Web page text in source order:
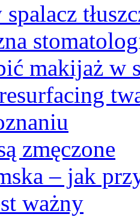
makijaż w
zmęczone
– jak
ważny